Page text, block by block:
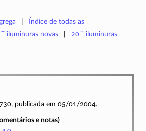
Índice de todas as
+ iluminuras novas 20±iluminuras
publicada em 05/01/2004.
e notas)